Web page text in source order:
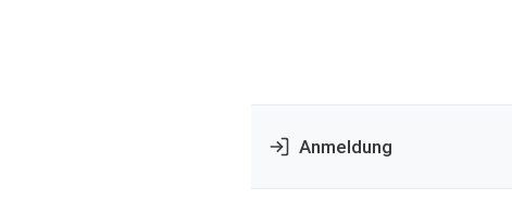
Anmeldung